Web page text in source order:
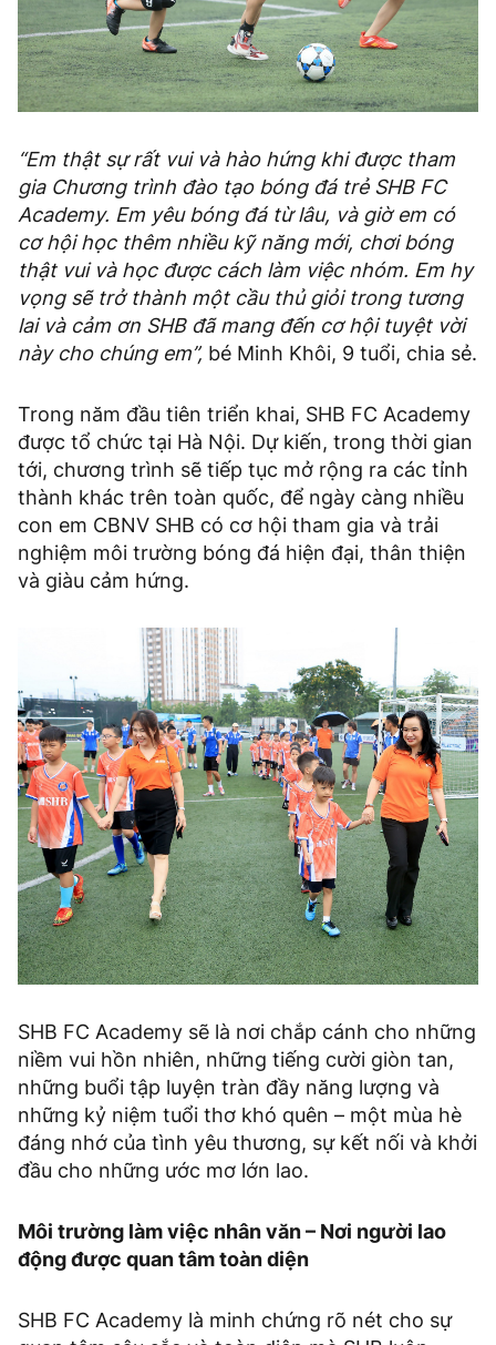
“Em thật sự rất vui và hào hứng khi được tham
gia Chương trình đào tạo bóng đá trẻ SHB FC
Academy. Em yêu bóng đá từ lâu, và giờ em có
cơ hội học thêm nhiều kỹ năng mới, chơi bóng
thật vui và học được cách làm việc nhóm. Em hy
vọng sẽ trở thành một cầu thủ giỏi trong tương
lai và cảm ơn SHB đã mang đến cơ hội tuyệt vời
này cho chúng em”, bé Minh Khôi, 9 tuổi, chia sẻ.
Trong năm đầu tiên triển khai, SHB FC Academy
được tổ chức tại Hà Nội. Dự kiến, trong thời gian
tới, chương trình sẽ tiếp tục mở rộng ra các tỉnh
thành khác trên toàn quốc, để ngày càng nhiều
con em CBNV SHB có cơ hội tham gia và trải
nghiệm môi trường bóng đá hiện đại, thân thiện
và giàu cảm hứng.
SHB FC Academy sẽ là nơi chắp cánh cho những
niềm vui hồn nhiên, những tiếng cười giòn tan,
những buổi tập luyện tràn đầy năng lượng và
những kỷ niệm tuổi thơ khó quên – một mùa hè
đáng nhớ của tình yêu thương, sự kết nối và khởi
đầu cho những ước mơ lớn lao.
Môi trường làm việc nhân văn – Nơi người lao
động được quan tâm toàn diện
SHB FC Academy là minh chứng rõ nét cho sự